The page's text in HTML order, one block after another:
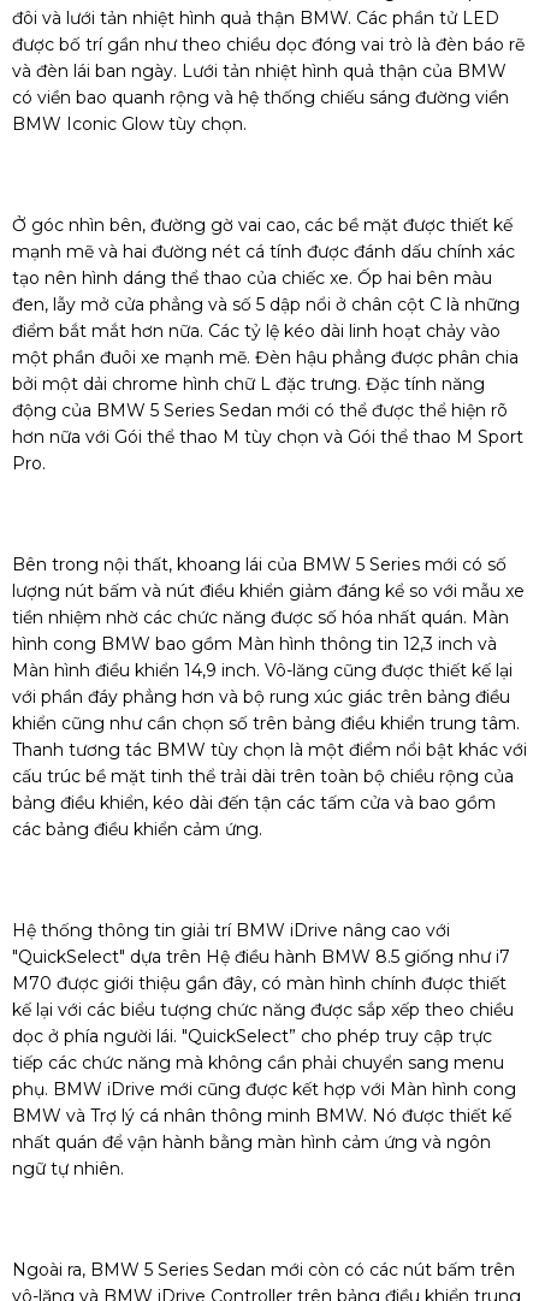
đôi và lưới tản nhiệt hình quả thận BMW. Các phần tử LED
được bố trí gần như theo chiều dọc đóng vai trò là đèn báo rẽ
và đèn lái ban ngày. Lưới tản nhiệt hình quả thận của BMW
có viền bao quanh rộng và hệ thống chiếu sáng đường viền
BMW Iconic Glow tùy chọn.
Ở góc nhìn bên, đường gờ vai cao, các bề mặt được thiết kế
mạnh mẽ và hai đường nét cá tính được đánh dấu chính xác
tạo nên hình dáng thể thao của chiếc xe. Ốp hai bên màu
đen, lẫy mở cửa phẳng và số 5 dập nổi ở chân cột C là những
điểm bắt mắt hơn nữa. Các tỷ lệ kéo dài linh hoạt chảy vào
một phần đuôi xe mạnh mẽ. Đèn hậu phẳng được phân chia
bởi một dải chrome hình chữ L đặc trưng. Đặc tính năng
động của BMW 5 Series Sedan mới có thể được thể hiện rõ
hơn nữa với Gói thể thao M tùy chọn và Gói thể thao M Sport
Pro.
Bên trong nội thất, khoang lái của BMW 5 Series mới có số
lượng nút bấm và nút điều khiển giảm đáng kể so với mẫu xe
tiền nhiệm nhờ các chức năng được số hóa nhất quán. Màn
hình cong BMW bao gồm Màn hình thông tin 12,3 inch và
Màn hình điều khiển 14,9 inch. Vô-lăng cũng được thiết kế lại
với phần đáy phẳng hơn và bộ rung xúc giác trên bảng điều
khiển cũng như cần chọn số trên bảng điều khiển trung tâm.
Thanh tương tác BMW tùy chọn là một điểm nổi bật khác với
cấu trúc bề mặt tinh thể trải dài trên toàn bộ chiều rộng của
bảng điều khiển, kéo dài đến tận các tấm cửa và bao gồm
các bảng điều khiển cảm ứng.
Hệ thống thông tin giải trí BMW iDrive nâng cao với
"QuickSelect" dựa trên Hệ điều hành BMW 8.5 giống như i7
M70 được giới thiệu gần đây, có màn hình chính được thiết
kế lại với các biểu tượng chức năng được sắp xếp theo chiều
dọc ở phía người lái. "QuickSelect” cho phép truy cập trực
tiếp các chức năng mà không cần phải chuyển sang menu
phụ. BMW iDrive mới cũng được kết hợp với Màn hình cong
BMW và Trợ lý cá nhân thông minh BMW. Nó được thiết kế
nhất quán để vận hành bằng màn hình cảm ứng và ngôn
ngữ tự nhiên.
Ngoài ra, BMW 5 Series Sedan mới còn có các nút bấm trên
vô-lăng và BMW iDrive Controller trên bảng điều khiển trung